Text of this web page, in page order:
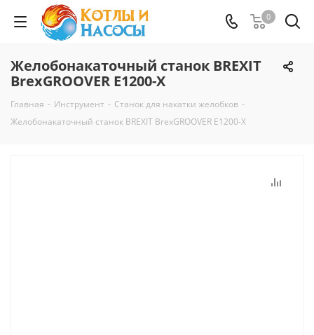
0
Желобонакаточный станок BREXIT
BrexGROOVER E1200-X
Главная - Инструмент - Станок для накатки желобков -
Желобонакаточный станок BREXIT BrexGROOVER E1200-X